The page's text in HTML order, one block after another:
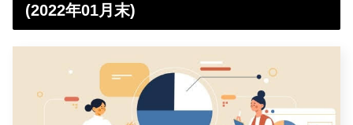
(2022年01月末)